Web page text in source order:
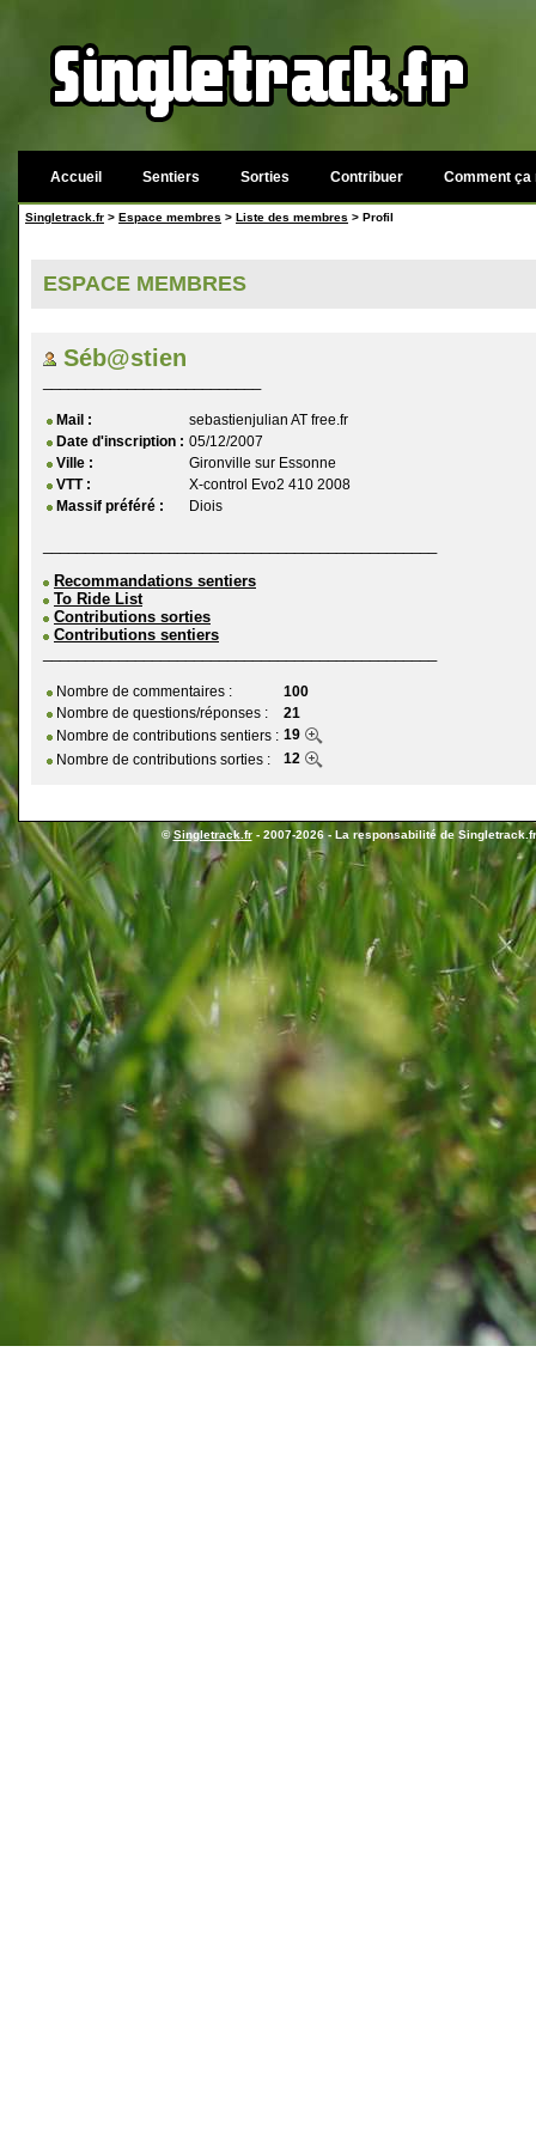
Accueil Sentiers Sorties Contribuer Comment ça
Singletrack.fr > Espace membres > Liste des membres > Profil
ESPACE MEMBRES
Séb@stien
Mail :
sebastienjulian AT free.fr
Date d'inscription : 05/12/2007
Ville :
Gironville sur Essonne
VTT :
X-control Evo2 410 2008
Massif préféré :
Diois
Recommandations sentiers
To Ride List
Contributions sorties
Contributions sentiers
Nombre de commentaires :
100
Nombre de questions/réponses :
21
Nombre de contributions sentiers : 19
Nombre de contributions sorties :
12
©Singletrack.fr- 2007-2026 - La responsabilité de